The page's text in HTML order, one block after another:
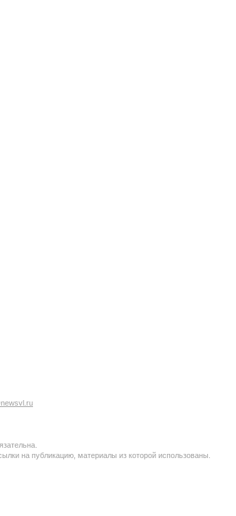
на публикацию, материалы из которой использованы.